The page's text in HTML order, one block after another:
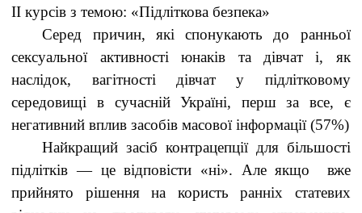
ІІ курсів з темою: «Підліткова безпека»
Серед причин, які спонукають до ранньої
сексуальної активності юнаків та дівчат і, як
наслідок, вагітності дівчат у підлітковому
середовищі в сучасній Україні, перш за все, є
негативний вплив засобів масової інформації (57%)
Найкращий засіб контрацепції для більшості
підлітків — це відповісти «ні». Але якщо вже
прийнято рішення на користь ранніх статевих